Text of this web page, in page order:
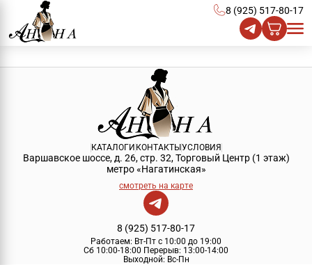
8 (925) 517-80-17
КАТАЛОГИ КОНТАКТЫУСЛОВИЯ
Варшавское шоссе, д. 26, стр. 32, Торговый Центр (1 этаж)
метро «Нагатинская»
смотреть на карте
8 (925) 517-80-17
Работаем: Вт-Пт с 10:00 до 19:00
Сб 10:00-18:00 Перерыв: 13:00-14:00
Выходной: Вс-Пн